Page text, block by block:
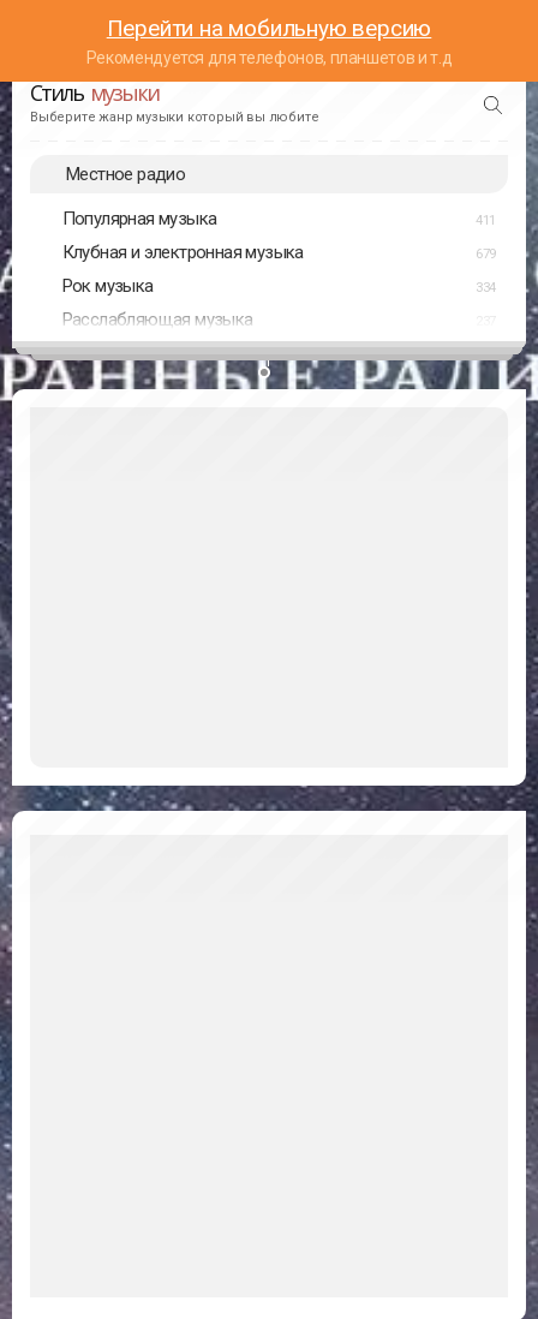
Перейти на мобильную версию
Рекомендуется для телефонов, планшетов и т.д
Стиль музыки
Выберите жанр музыки который вы любите
Местное радио
Популярная музыка 411
Клубная и электронная музыка 679
Рок музыка 334
Расслабляющая музыка